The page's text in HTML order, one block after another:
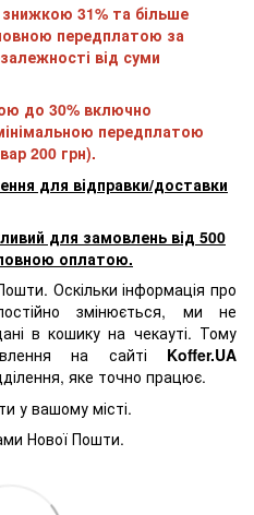
знижкою 31% та більше
передплатою за
від суми
до 30% включно
передплатою
200 грн).
для відправки/доставки
для замовлень від 500
оплатою.
Оскільки інформація про
змінюється, ми не
в кошику на чекауті. Тому
на сайті Koffer.UA
яке точно працює.
у вашому місті.
Нової Пошти.